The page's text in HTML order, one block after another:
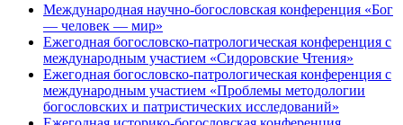
Международная научно-богословская конференция «Бог
— человек — мир»
Ежегодная богословско-патрологическая конференция с
международным участием «Сидоровские Чтения»
Ежегодная богословско-патрологическая конференция с
международным участием «Проблемы методологии
богословских и патристических исследований»